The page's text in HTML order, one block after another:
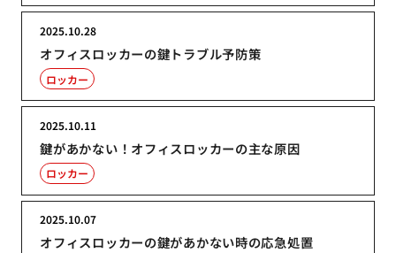
オフィスロッカーの鍵トラブル予防策
2025.10.28
ロッカー
鍵があかない！オフィスロッカーの主な原因
2025.10.11
ロッカー
オフィスロッカーの鍵があかない時の応急処置
2025.10.07